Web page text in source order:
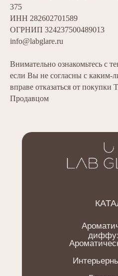
375
ИНН 282602701589
ОГРНИП 324237500489013
info@labglare.ru
Внимательно ознакомьтесь с
если Вы не согласны с
вправе отказаться от покупки
Продавцом